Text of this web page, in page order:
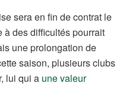
sera en fin de contrat le
des difficultés pourrait
une prolongation de
saison, plusieurs clubs
lui qui a une valeur